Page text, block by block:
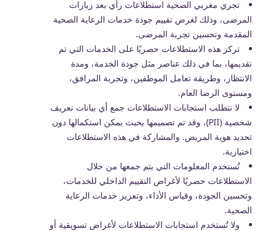
تجري مغربي الصحية استطلاعات رأي بعد زيارات
المرضى، وذلك لغرض تقييم جودة خدمات الرعاية الصحية
المقدمة وتحسين تجربة المرضى.
تركز هذه الاستطلاعات حصريًا على الخدمات التي تم
تقديمها، بما في ذلك عناصر مثل جودة الخدمة، ومدة
الانتظار، وطريقة تعامل الموظفين، وتجربة المرافق،
ومستوى الرضا العام.
لا تتطلب استجابات الاستطلاعات جمع أي بيانات تعريف
شخصية (PII)، وقد تم تصميمها بحيث يمكن استكمالها دون
تحديد هوية المريض. والمشاركة في هذه الاستطلاعات
اختيارية.
تُستخدم المعلومات التي يتم جمعها من خلال
الاستطلاعات حصريًا لأغراض التقييم الداخلي للخدمات،
وتحسين الجودة، وقياس الأداء، وتعزيز خدمات الرعاية
الصحية.
ولا تُستخدم استجابات الاستطلاعات لأغراض تسويقية أو